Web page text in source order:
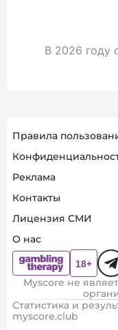
В 2026 году
Правила
Реклама
Контакты
Лицензия СМИ
О нас
Myscore не
Статистика и
myscore.club